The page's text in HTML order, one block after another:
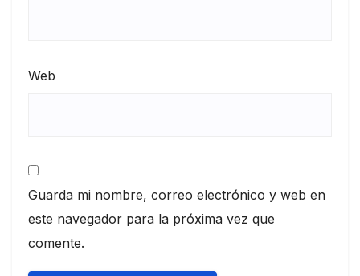
Web
Guarda mi nombre, correo electrónico y web en
este navegador para la próxima vez que
comente.